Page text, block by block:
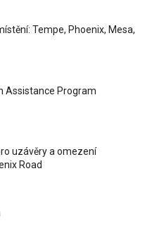
Tempe, Phoenix, Mesa,
Assistance Program
uzávěry a omezení
Road